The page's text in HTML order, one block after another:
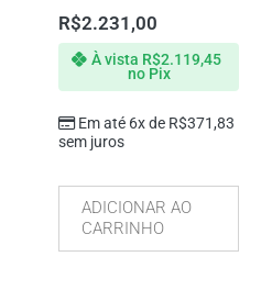
R$2.231,00
Em até 6x de R$371,83
sem juros
À vista R$2.119,45
no Pix
ADICIONAR AO
CARRINHO